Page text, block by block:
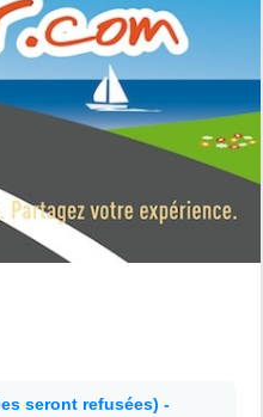
seront refusées) -